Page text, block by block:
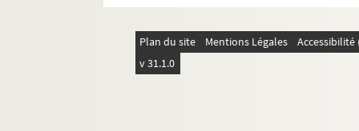
Plan du site Mentions Légales
v 31.1.0